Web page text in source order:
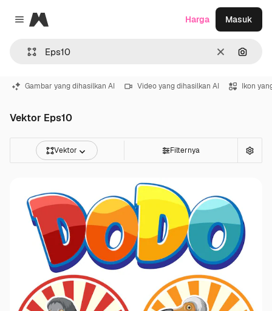
Close menu
Magnific
Jernih
Harga Masuk
Gambar yang dihasilkan AI Video yang dihasilkan AI Ikon
Vektor Eps10
Vektor Filternya